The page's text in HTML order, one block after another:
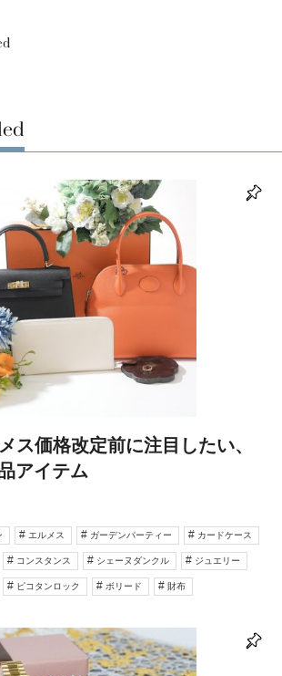
ス価格改定前に注目したい、
アイテム
エルメス ガーデンパーティー カードケース
コンスタンス シェーヌダンクル ジュエリー
ピコタンロック ボリード 財布